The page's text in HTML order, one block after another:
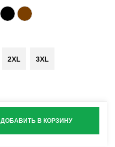
2XL 3XL
ДОБАВИТЬ В КОРЗИНУ